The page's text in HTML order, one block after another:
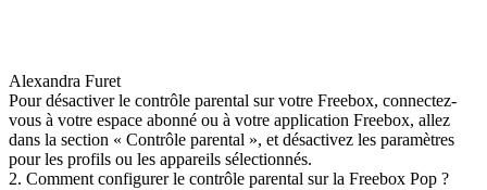
Alexandra Furet
Pour désactiver le contrôle parental sur votre Freebox, connectez-
vous à votre espace abonné ou à votre application Freebox, allez
dans la section « Contrôle parental », et désactivez les paramètres
pour les profils ou les appareils sélectionnés.
2. Comment configurer le contrôle parental sur la Freebox Pop ?